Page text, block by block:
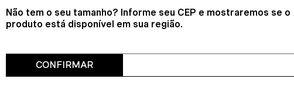
Não tem o seu tamanho? Informe seu CEP e mostraremos se o
produto está disponível em sua região.
CONFIRMAR